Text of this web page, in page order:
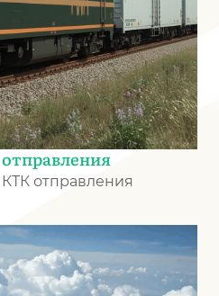
отправления